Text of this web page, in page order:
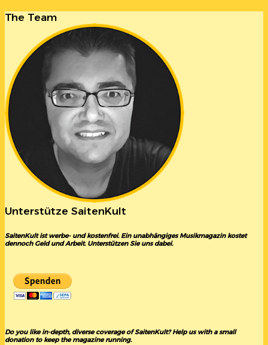
The Team
Unterstütze SaitenKult
SaitenKult ist werbe- und kostenfrei. Ein unabhängiges Musikmagazin kostet
dennoch Geld und Arbeit. Unterstützen Sie uns dabei.
Do you like in-depth, diverse coverage of SaitenKult? Help us with a small
donation to keep the magazine running.